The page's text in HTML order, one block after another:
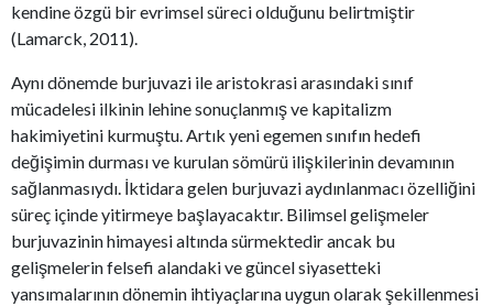
kendine özgü bir evrimsel süreci olduğunu belirtmiştir
(Lamarck, 2011).
Aynı dönemde burjuvazi ile aristokrasi arasındaki sınıf
mücadelesi ilkinin lehine sonuçlanmış ve kapitalizm
hakimiyetini kurmuştu. Artık yeni egemen sınıfın hedefi
değişimin durması ve kurulan sömürü ilişkilerinin devamının
sağlanmasıydı. İktidara gelen burjuvazi aydınlanmacı özelliğini
süreç içinde yitirmeye başlayacaktır. Bilimsel gelişmeler
burjuvazinin himayesi altında sürmektedir ancak bu
gelişmelerin felsefi alandaki ve güncel siyasetteki
yansımalarının dönemin ihtiyaçlarına uygun olarak şekillenmesi